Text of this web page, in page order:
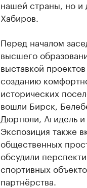
нашей страны, но и
Хабиров.
Перед началом
высшего
выставкой
созданию
исторических
вошли Бирск,
Дюртюли, Агидель
Экспозиция также
общественных
обсудили
спортивных
партнёрства.